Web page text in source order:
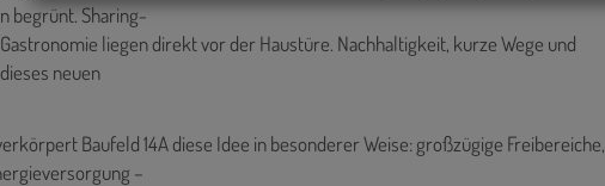
begrünt. Sharing-
liegen direkt vor der Haustüre. Nachhaltigkeit, kurze Wege und
neuen
Baufeld 14A diese Idee in besonderer Weise: großzügige Freibereiche,
–